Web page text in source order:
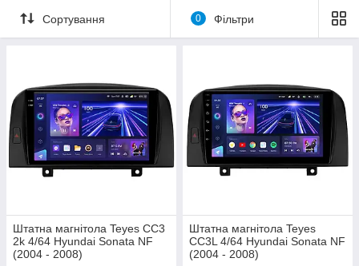
Сортування 0 Фільтри
Штатна магнітола Teyes CC3
2k 4/64 Hyundai Sonata NF
(2004 - 2008)
Штатна магнітола Teyes
CC3L 4/64 Hyundai Sonata NF
(2004 - 2008)